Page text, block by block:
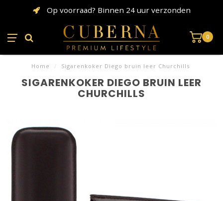
Op voorraad? Binnen 24 uur verzonden
0
Home / Sigarenkoker Diego bruin leer Churchills
SIGARENKOKER DIEGO BRUIN LEER
CHURCHILLS